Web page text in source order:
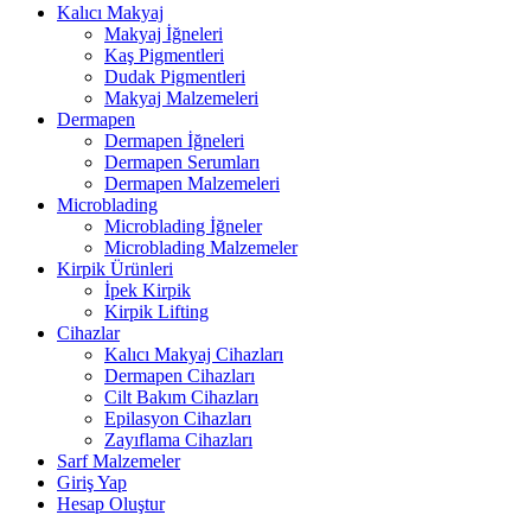
Kalıcı Makyaj
Makyaj İğneleri
Kaş Pigmentleri
Dudak Pigmentleri
Makyaj Malzemeleri
Dermapen
Dermapen İğneleri
Dermapen Serumları
Dermapen Malzemeleri
Microblading
Microblading İğneler
Microblading Malzemeler
Kirpik Ürünleri
İpek Kirpik
Kirpik Lifting
Cihazlar
Kalıcı Makyaj Cihazları
Dermapen Cihazları
Cilt Bakım Cihazları
Epilasyon Cihazları
Zayıflama Cihazları
Sarf Malzemeler
Giriş Yap
Hesap Oluştur